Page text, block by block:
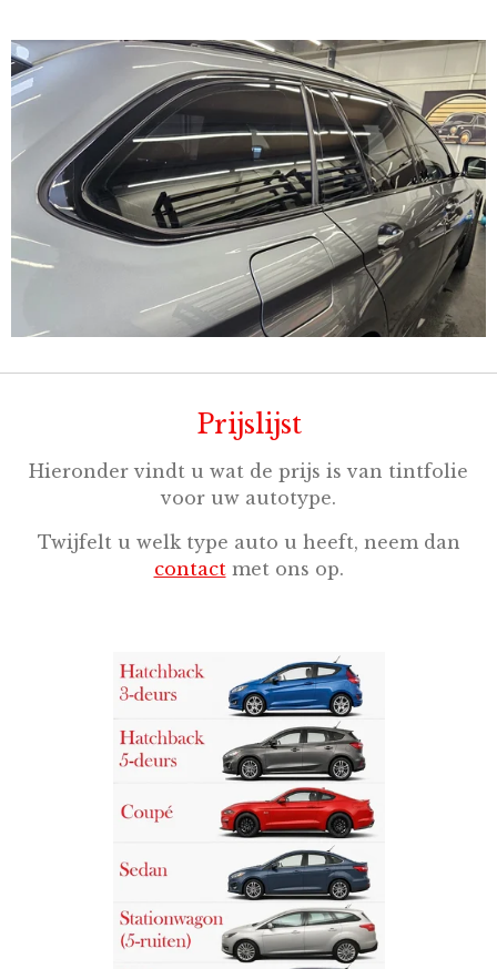
Prijslijst
Hieronder vindt u wat de prijs is van tintfolie
voor uw autotype.
Twijfelt u welk type auto u heeft, neem dan
contactmet ons op.